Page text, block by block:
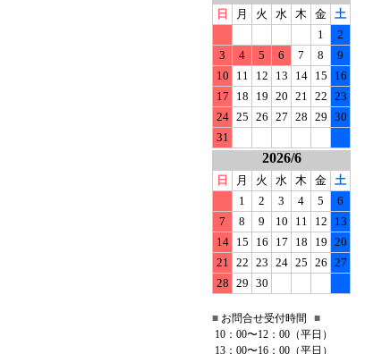
日 月 火 水 木 金 土
1
2
3
4 5 6 7 8
9
10
11 12 13 14 15
16
17
18 19 20 21 22 23
24 25 26 27 28 29 30
31
2026/6
日 月 火 水 木 金 土
1
2 3 4 5
6
7
8 9 10 11 12
13
14
15 16 17 18 19 20
21 22 23 24 25 26 27
28 29 30
■ お問合せ受付時間
■
10：00〜12：00（平日）
13：00〜16：00（平日）